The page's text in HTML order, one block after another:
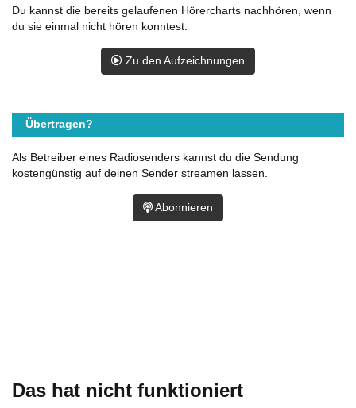
Das hat nicht funktioniert
Du kannst die bereits gelaufenen Hörercharts nachhören, wenn
du sie einmal nicht hören konntest.
Zu den Aufzeichnungen
Übertragen?
Als Betreiber eines Radiosenders kannst du die Sendung
kostengünstig auf deinen Sender streamen lassen.
Abonnieren